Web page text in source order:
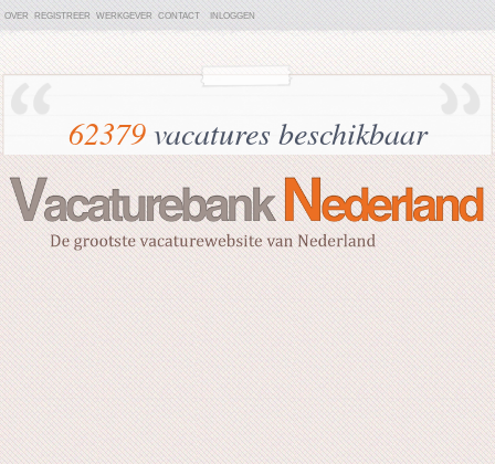
OVER REGISTREER WERKGEVER CONTACT INLOGGEN
62379vacatures beschikbaar